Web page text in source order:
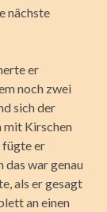
nächste
er
noch zwei
sich der
mit Kirschen
fügte er
das war genau
als er gesagt
an einen